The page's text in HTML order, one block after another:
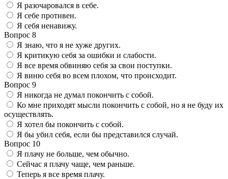
Я разочаровался в себе.
Я себе противен.
Я себя ненавижу.
Вопрос 8
Я знаю, что я не хуже других.
Я критикую себя за ошибки и слабости.
Я все время обвиняю себя за свои поступки.
Я виню себя во всем плохом, что происходит.
Вопрос 9
Я никогда не думал покончить с собой.
Ко мне приходят мысли покончить с собой, но я не буду их
осуществлять.
Я хотел бы покончить с собой.
Я бы убил себя, если бы представился случай.
Вопрос 10
Я плачу не больше, чем обычно.
Сейчас я плачу чаще, чем раньше.
Теперь я все время плачу.